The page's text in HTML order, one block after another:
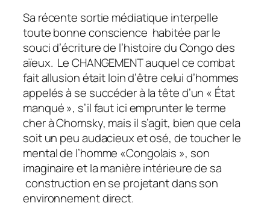
Sa récente sortie médiatique interpelle
toute bonne conscience habitée par le
souci d’écriture de l’histoire du Congo des
aïeux. Le CHANGEMENT auquel ce combat
fait allusion était loin d’être celui d’hommes
appelés à se succéder à la tête d’un « État
manqué », s’il faut ici emprunter le terme
cher à Chomsky, mais il s’agit, bien que cela
soit un peu audacieux et osé, de toucher le
mental de l’homme «Congolais », son
imaginaire et la manière intérieure de sa
construction en se projetant dans son
environnement direct.